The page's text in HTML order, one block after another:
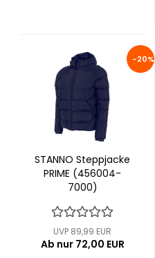
-20%
STANNO Steppjacke
PRIME (456004-
7000)
UVP 89,99 EUR
Ab nur 72,00 EUR